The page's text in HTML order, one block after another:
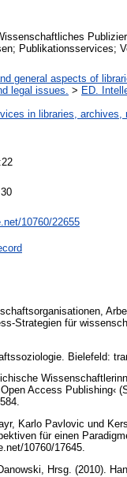
Publikationsservices;
general aspects of
legal issues.
> ED.
in libraries, archives,
10760/22655
Strategien für
Bielefeld:
Access
Karlo Pavlovic und
für einen
10760/17645.
Hrsg. (2010).